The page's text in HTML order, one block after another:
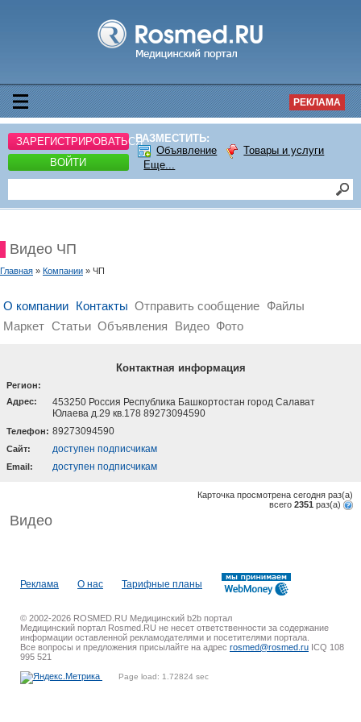
РЕКЛАМА
ЗАРЕГИСТРИРОВАТЬСЯ
ВОЙТИ
РАЗМЕСТИТЬ:
Объявление
Товары и услуги
Еще...
Видео ЧП
Главная » Компании » ЧП
О компании Контакты Отправить сообщение Файлы
Маркет Статьи Объявления Видео Фото
Контактная информация
Регион:
Адрес:
453250 Россия Республика Башкортостан город Салават
Юлаева д.29 кв.178 89273094590
Телефон: 89273094590
Cайт: доступен подписчикам
Email: доступен подписчикам
Карточка просмотрена сегодня раз(a)
всего 2351 раз(a)
Видео
Реклама О нас Тарифные планы
© 2002-2026 ROSMED.RU Медицинский b2b портал
Медицинский портал Rosmed.RU не несет ответственности за содержание
информации оставленной рекламодателями и посетителями портала.
Все вопросы и предложения присылайте на адрес rosmed@rosmed.ru ICQ 108
995 521
Page load: 1.72824 sec